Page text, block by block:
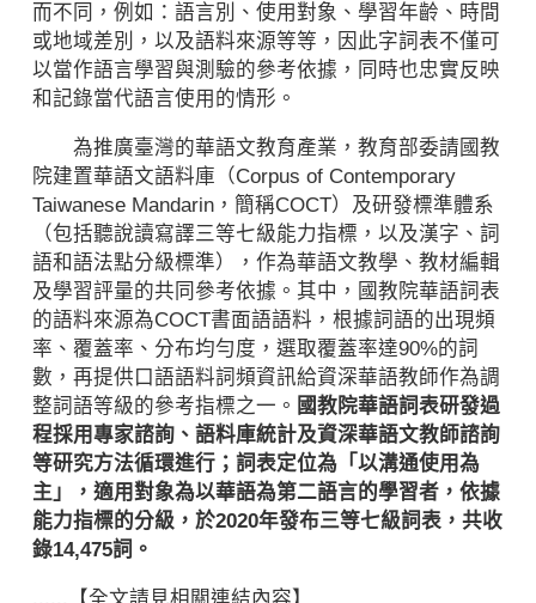
而不同，例如：語言別、使用對象、學習年齡、時間
或地域差別，以及語料來源等等，因此字詞表不僅可
以當作語言學習與測驗的參考依據，同時也忠實反映
和記錄當代語言使用的情形。
為推廣臺灣的華語文教育產業，教育部委請國教
院建置華語文語料庫（Corpus of Contemporary
Taiwanese Mandarin，簡稱COCT）及研發標準體系
（包括聽說讀寫譯三等七級能力指標，以及漢字、詞
語和語法點分級標準），作為華語文教學、教材編輯
及學習評量的共同參考依據。其中，國教院華語詞表
的語料來源為COCT書面語語料，根據詞語的出現頻
率、覆蓋率、分布均勻度，選取覆蓋率達90%的詞
數，再提供口語語料詞頻資訊給資深華語教師作為調
整詞語等級的參考指標之一。 國教院華語詞表研發過
程採用專家諮詢、語料庫統計及資深華語文教師諮詢
等研究方法循環進行；詞表定位為「以溝通使用為
主」，適用對象為以華語為第二語言的學習者，依據
能力指標的分級，於2020年發布三等七級詞表，共收
錄14,475詞。
......【全文請見相關連結內容】